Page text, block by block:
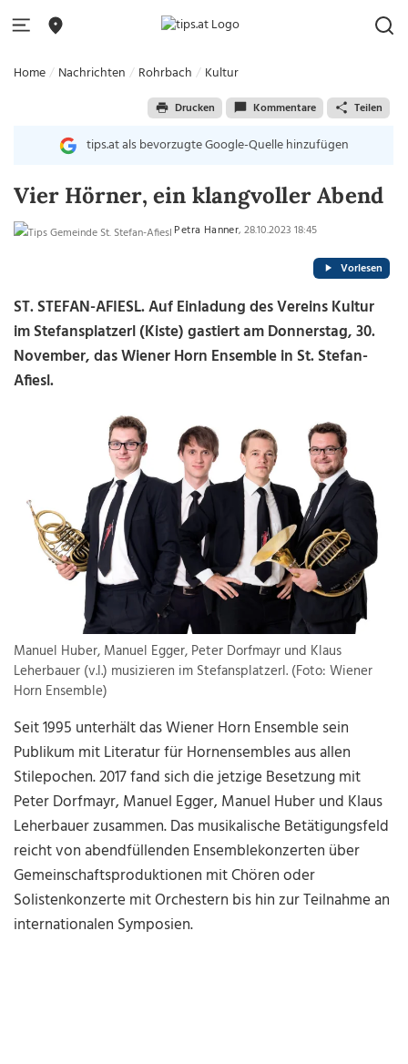
Home Nachrichten Rohrbach Kultur
Drucken Kommentare Teilen
tips.at als bevorzugte Google-Quelle hinzufügen
Vier Hörner, ein klangvoller Abend
Petra Hanner, 28.10.2023 18:45
Vorlesen
ST. STEFAN-AFIESL.Auf Einladung des Vereins Kultur
im Stefansplatzerl (Kiste) gastiert am Donnerstag, 30.
November, das Wiener Horn Ensemble in St. Stefan-
Afiesl.
Manuel Huber, Manuel Egger, Peter Dorfmayr und Klaus
Leherbauer (v.l.) musizieren im Stefansplatzerl. (Foto: Wiener
Horn Ensemble)
Seit 1995 unterhält das Wiener Horn Ensemble sein
Publikum mit Literatur für Hornensembles aus allen
Stilepochen. 2017 fand sich die jetzige Besetzung mit
Peter Dorfmayr, Manuel Egger, Manuel Huber und Klaus
Leherbauer zusammen. Das musikalische Betätigungsfeld
reicht von abendfüllenden Ensemblekonzerten über
Gemeinschaftsproduktionen mit Chören oder
Solistenkonzerte mit Orchestern bis hin zur Teilnahme an
internationalen Symposien.